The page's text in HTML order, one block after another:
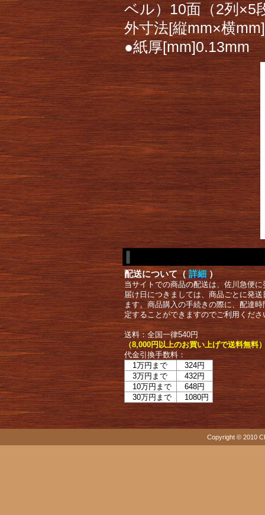
ベル）10面（2列×5
外寸法[縦mm×横
●紙厚[mm]0.13mm
配送について（ 詳細 ）
当サイトでの商品の配送は、佐川急便
届け日につきましては、商品ごとに発
ます。商品購入の手続きの際に、配達
定することができますのでご利用くださ
送料：全国一律540円
（8,000円以上のお買い上げで送料無料
代金引換手数料：
1万円まで
324円
3万円まで
432円
10万円まで
648円
30万円まで
1080円
Copyright © 2010